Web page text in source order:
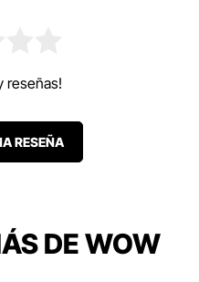
reseñas!
RESEÑA
DE WOW